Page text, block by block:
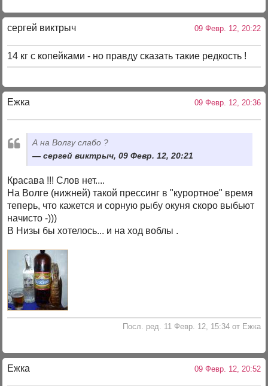
сергей виктрыч 09 Февр. 12, 20:22
14 кг с копейками - но правду сказать такие редкость !
Ежка 09 Февр. 12, 20:36
А на Волгу слабо ?
сергей виктрыч, 09 Февр. 12, 20:21
Красава !!! Слов нет....
На Волге (нижней) такой прессинг в "курортное" время
теперь, что кажется и сорную рыбу окуня скоро выбьют
начисто -)))
В Низы бы хотелось... и на ход воблы .
Посл. ред. 11 Февр. 12, 15:34 от Ежка
Ежка 09 Февр. 12, 20:52